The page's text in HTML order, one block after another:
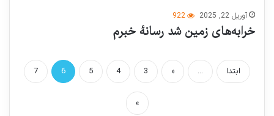
آوریل 22, 2025 922
خرابه‌های زمین شد رسانهٔ خبرم
ابتدا ...
«
3
4
5
6
7
»